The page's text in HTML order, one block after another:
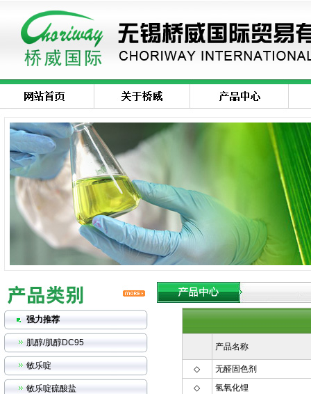
强力推荐
肌醇/肌醇DC95
敏乐啶
敏乐啶硫酸盐
产品名称
◇
无醛固色剂
◇
氢氧化锂